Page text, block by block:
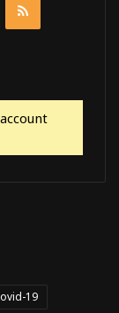
RSS
19